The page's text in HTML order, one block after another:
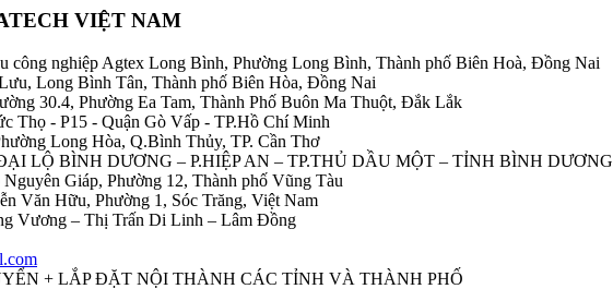
VIỆT NAM
công nghiệp Agtex Long Bình, Phường Long Bình, Thành phố Biên Hoà, Đồng Nai
Long Bình Tân, Thành phố Biên Hòa, Đồng Nai
30.4, Phường Ea Tam, Thành Phố Buôn Ma Thuột, Đắk Lắk
Thọ - P15 - Quận Gò Vấp - TP.Hồ Chí Minh
Long Hòa, Q.Bình Thủy, TP. Cần Thơ
LỘ BÌNH DƯƠNG – P.HIỆP AN – TP.THỦ DẦU MỘT – TỈNH BÌNH DƯƠNG
Giáp, Phường 12, Thành phố Vũng Tàu
Văn Hữu, Phường 1, Sóc Trăng, Việt Nam
Vương – Thị Trấn Di Linh – Lâm Đồng
+ LẮP ĐẶT NỘI THÀNH CÁC TỈNH VÀ THÀNH PHỐ